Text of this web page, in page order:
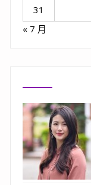
31
« 7 月